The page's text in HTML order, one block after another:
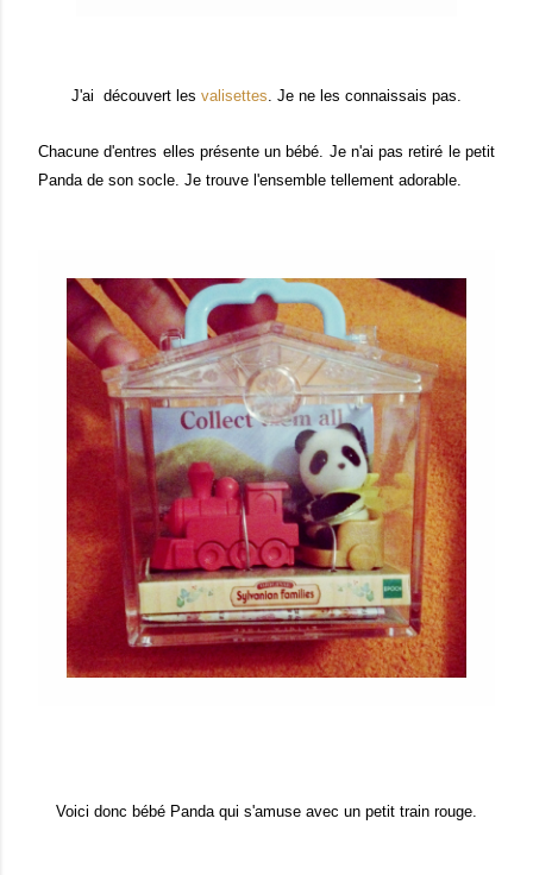
J'ai découvert les valisettes. Je ne les connaissais pas.
Chacune d'entres elles présente un bébé. Je n'ai pas retiré le petit
Panda de son socle. Je trouve l'ensemble tellement adorable.
Voici donc bébé Panda qui s'amuse avec un petit train rouge.